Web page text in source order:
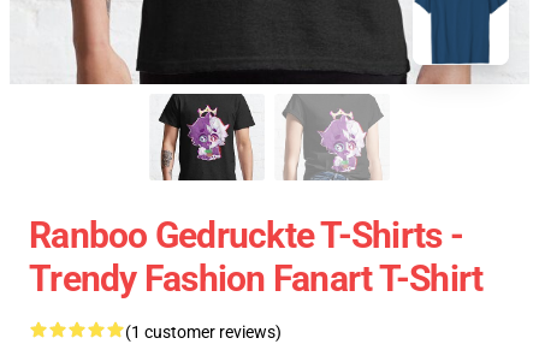
Ranboo Gedruckte T-Shirts -
Trendy Fashion Fanart T-Shirt
(1 customer reviews)